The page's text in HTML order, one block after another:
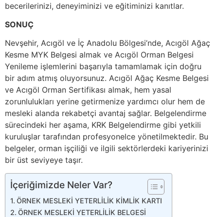
becerilerinizi, deneyiminizi ve eğitiminizi kanıtlar.
SONUÇ
Nevşehir, Acıgöl ve İç Anadolu Bölgesi’nde, Acıgöl Ağaç
Kesme MYK Belgesi almak ve Acıgöl Orman Belgesi
Yenileme işlemlerini başarıyla tamamlamak için doğru
bir adım atmış oluyorsunuz. Acıgöl Ağaç Kesme Belgesi
ve Acıgöl Orman Sertifikası almak, hem yasal
zorunlulukları yerine getirmenize yardımcı olur hem de
mesleki alanda rekabetçi avantaj sağlar. Belgelendirme
sürecindeki her aşama, KRK Belgelendirme gibi yetkili
kuruluşlar tarafından profesyonelce yönetilmektedir. Bu
belgeler, orman işçiliği ve ilgili sektörlerdeki kariyerinizi
bir üst seviyeye taşır.
İçeriğimizde Neler Var?
ÖRNEK MESLEKİ YETERLİLİK KİMLİK KARTI
ÖRNEK MESLEKİ YETERLİLİK BELGESİ